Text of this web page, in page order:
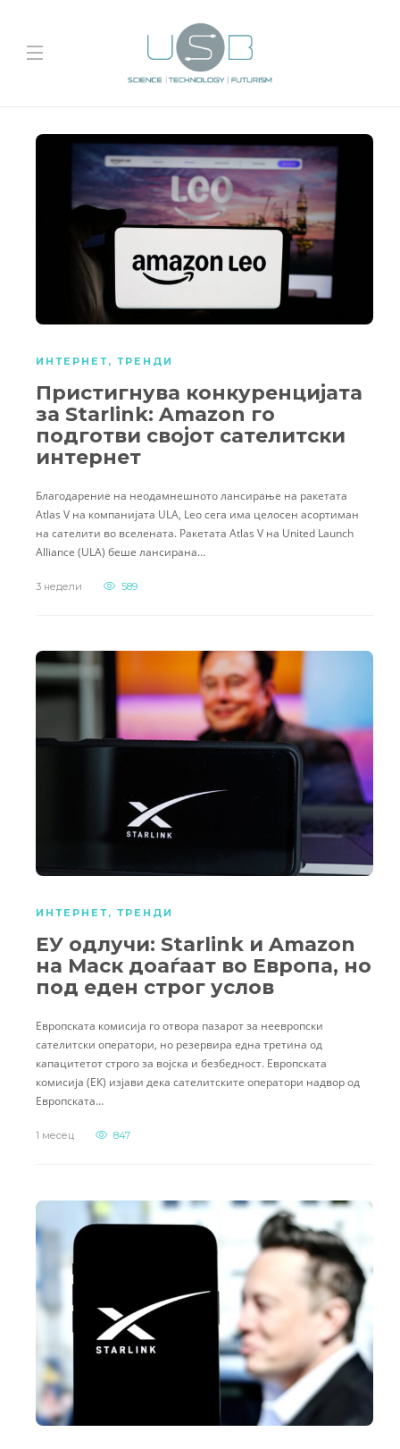
ИНТЕРНЕТ, ТРЕНДИ
Пристигнува конкуренцијата
за Starlink: Amazon го
подготви својот сателитски
интернет
Благодарение на неодамнешното лансирање на ракетата
Atlas V на компанијата ULA, Leo сега има целосен асортиман
на сателити во вселената. Ракетата Atlas V на United Launch
Alliance (ULA) беше лансирана…
3 недели 589
ИНТЕРНЕТ, ТРЕНДИ
ЕУ одлучи: Starlink и Amazon
на Маск доаѓаат во Европа, но
под еден строг услов
Европската комисија го отвора пазарот за неевропски
сателитски оператори, но резервира една третина од
капацитетот строго за војска и безбедност. Европската
комисија (ЕК) изјави дека сателитските оператори надвор од
Европската…
1 месец 847